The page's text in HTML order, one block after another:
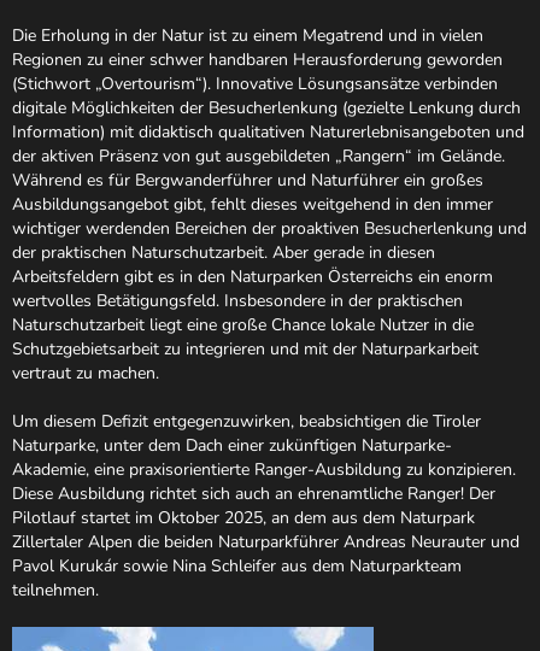
Die Erholung in der Natur ist zu einem Megatrend und in vielen
Regionen zu einer schwer handbaren Herausforderung geworden
(Stichwort „Overtourism“). Innovative Lösungsansätze verbinden
digitale Möglichkeiten der Besucherlenkung (gezielte Lenkung durch
Information) mit didaktisch qualitativen Naturerlebnisangeboten und
der aktiven Präsenz von gut ausgebildeten „Rangern“ im Gelände.
Während es für Bergwanderführer und Naturführer ein großes
Ausbildungsangebot gibt, fehlt dieses weitgehend in den immer
wichtiger werdenden Bereichen der proaktiven Besucherlenkung und
der praktischen Naturschutzarbeit. Aber gerade in diesen
Arbeitsfeldern gibt es in den Naturparken Österreichs ein enorm
wertvolles Betätigungsfeld. Insbesondere in der praktischen
Naturschutzarbeit liegt eine große Chance lokale Nutzer in die
Schutzgebietsarbeit zu integrieren und mit der Naturparkarbeit
vertraut zu machen.
Um diesem Defizit entgegenzuwirken, beabsichtigen die Tiroler
Naturparke, unter dem Dach einer zukünftigen Naturparke-
Akademie, eine praxisorientierte Ranger-Ausbildung zu konzipieren.
Diese Ausbildung richtet sich auch an ehrenamtliche Ranger! Der
Pilotlauf startet im Oktober 2025, an dem aus dem Naturpark
Zillertaler Alpen die beiden Naturparkführer Andreas Neurauter und
Pavol Kurukár sowie Nina Schleifer aus dem Naturparkteam
teilnehmen.